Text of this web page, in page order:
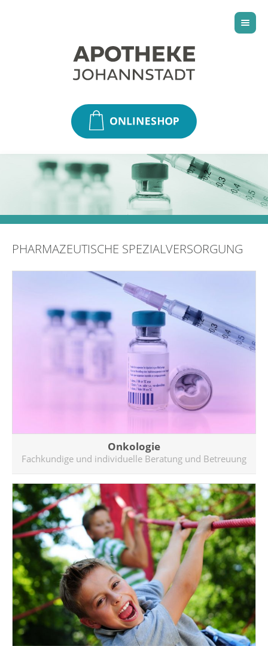
PHARMAZEUTISCHE SPEZIALVERSORGUNG
Onkologie
Fachkundige und individuelle Beratung und Betreuung